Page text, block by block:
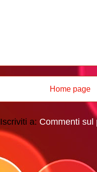
Home page
Iscriviti a: Commenti sul